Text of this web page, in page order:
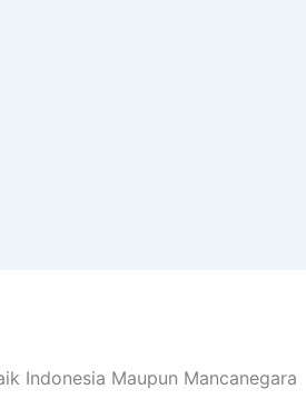
Indonesia Maupun Mancanegara